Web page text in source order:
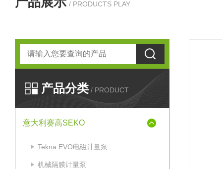
/ PRODUCTS PLAY
产品分类 / PRODUCT
意大利赛高SEKO
Tekna EVO电磁计量泵
机械隔膜计量泵